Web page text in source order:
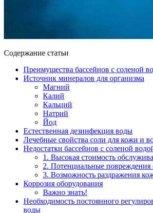
Содержание статьи
Преимущества бассейнов с соленой
Источник минералов для организма
Магний
Калий
Кальций
Натрий
Йод
Естественная дезинфекция воды
Лечебные свойства соли для кожи и
Недостатки бассейнов с соленой
1. Высокая стоимость
2. Потенциальные повреждения
3. Возможность раздражения
Коррозия оборудования
Важно знать!
Необходимость постоянного
воды